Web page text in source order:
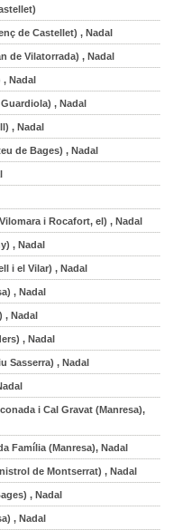
de Castellet) , Nadal
de Vilatorrada) , Nadal
, Nadal
, Nadal
, Nadal
de Bages) , Nadal
i Rocafort, el) , Nadal
, Nadal
i el Vilar) , Nadal
, Nadal
, Nadal
, Nadal
Sasserra) , Nadal
i Cal Gravat (Manresa),
Família (Manresa), Nadal
de Montserrat) , Nadal
, Nadal
, Nadal